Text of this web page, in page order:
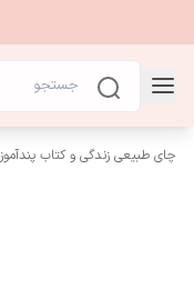
چای طبیعی زندگی و کتاب پندآموز